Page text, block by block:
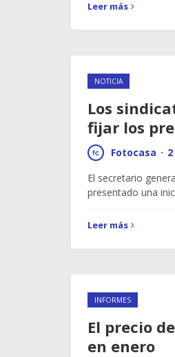
Leer más
NOTICIA
Los
fijar los
Fotocasa ·
El secretario
presentado una
Leer más
INFORMES
El precio
en enero